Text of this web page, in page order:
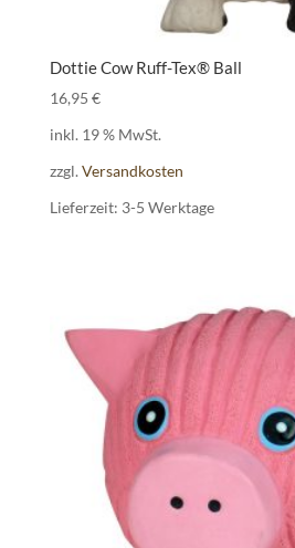
Dottie Cow Ruff-Tex® Ball
16,95 €
inkl. 19 % MwSt.
zzgl. Versandkosten
Lieferzeit: 3-5 Werktage